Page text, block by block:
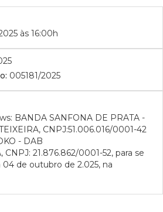
às 16:00h
005181/2025
BANDA SANFONA DE PRATA -
CNPJ:51.006.016/0001-42
- DAB
CNPJ: 21.876.862/0001-52, para se
de outubro de 2.025, na